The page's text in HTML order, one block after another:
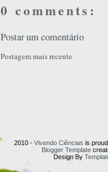
0 comments:
Postar um comentário
Postagem mais recente
2010 -Vivendo Ciências is
Blogger Template
Design By